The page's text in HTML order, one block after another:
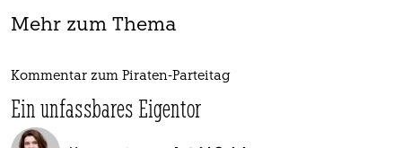
Mehr zum Thema
Kommentar zum Piraten-Parteitag
Ein unfassbares Eigentor